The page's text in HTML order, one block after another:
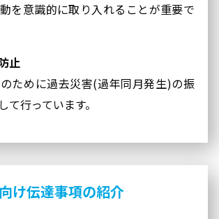
を意識的に取り入れることが重要で
止
ために過去災害(過年同月発生)の振
て行っています。
け伝達事項の紹介